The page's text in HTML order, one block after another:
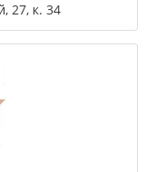
27, к. 34